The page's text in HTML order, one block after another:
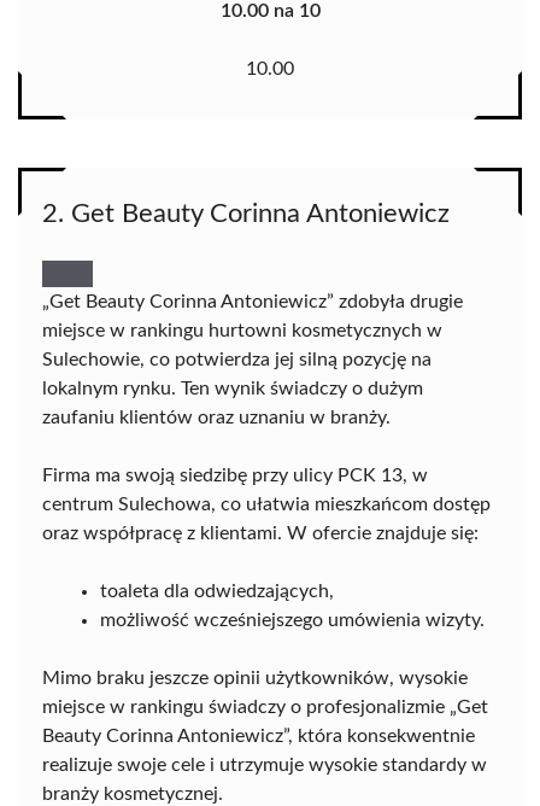
10.00 na 10
10.00
2. Get Beauty Corinna Antoniewicz
„Get Beauty Corinna Antoniewicz” zdobyła drugie
miejsce w rankingu hurtowni kosmetycznych w
Sulechowie, co potwierdza jej silną pozycję na
lokalnym rynku. Ten wynik świadczy o dużym
zaufaniu klientów oraz uznaniu w branży.
Firma ma swoją siedzibę przy ulicy PCK 13, w
centrum Sulechowa, co ułatwia mieszkańcom dostęp
oraz współpracę z klientami. W ofercie znajduje się:
toaleta dla odwiedzających,
możliwość wcześniejszego umówienia wizyty.
Mimo braku jeszcze opinii użytkowników, wysokie
miejsce w rankingu świadczy o profesjonalizmie „Get
Beauty Corinna Antoniewicz”, która konsekwentnie
realizuje swoje cele i utrzymuje wysokie standardy w
branży kosmetycznej.